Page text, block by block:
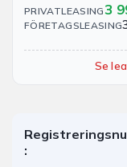
PRIVATLEASING3
FÖRETAGSLEASING
Se
: